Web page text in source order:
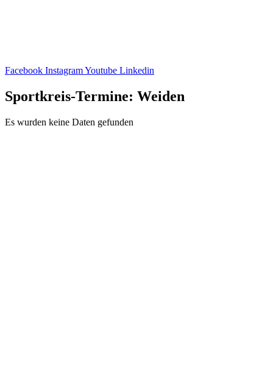
Facebook InstagramYoutube Linkedin
Sportkreis-Termine: Weiden
Es wurden keine Daten gefunden